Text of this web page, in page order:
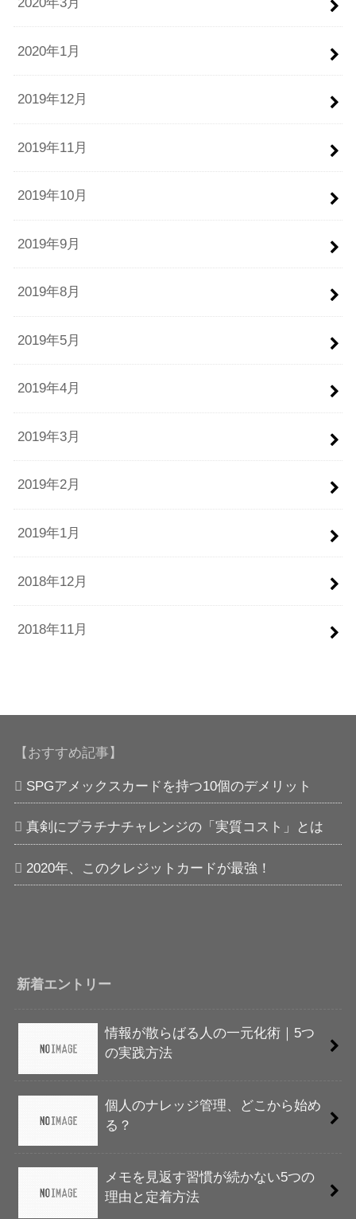
2020年1月
2019年12月
2019年11月
2019年10月
2019年9月
2019年8月
2019年5月
2019年4月
2019年3月
2019年2月
2019年1月
2018年12月
2018年11月
【おすすめ記事】
SPGアメックスカードを持つ10個のデメリット
真剣にプラチナチャレンジの「実質コスト」とは
2020年、このクレジットカードが最強！
新着エントリー
情報が散らばる人の一元化術｜5つ
の実践方法
個人のナレッジ管理、どこから始め
る？
メモを見返す習慣が続かない5つの
理由と定着方法